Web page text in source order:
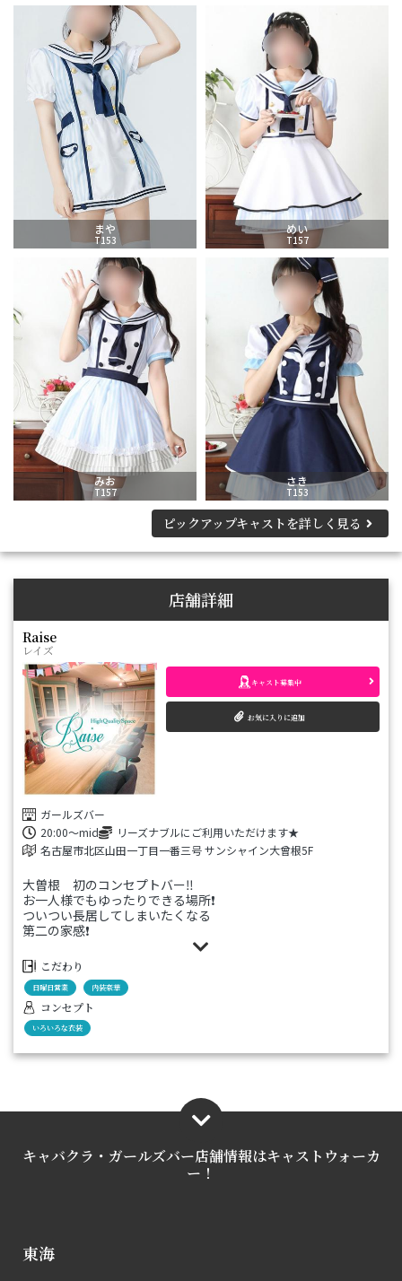
まや
T153
めい
T157
みお
T157
さき
T153
ピックアップキャストを詳しく見る
店舗詳細
Raise
レイズ
ガールズバー
20:00～mid
リーズナブルにご利用いただけます★
名古屋市北区山田一丁目一番三号 サンシャイン大曾根5F
キャスト募集中
お気に入りに追加
大曽根 初のコンセプトバー‼️
お一人様でもゆったりできる場所❗️
ついつい長居してしまいたくなる
第二の家感❗️
コンセプトバーとは…
巷で話題のコンセプトカフェと
ガールズバーの中間帯です。
こんな人にピッタリ‼️
もぉ普通のガールズバーは飽きたな…
推しを探したい！
こだわり
日曜日営業 内装豪華
コンセプト
いろいろな衣装
キャバクラ・ガールズバー店舗情報はキャストウォーカ
ー！
東海